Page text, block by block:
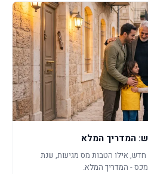
המדריך המלא
חדש, אילו הטבות מס מגיעות, שנת
מכס - המדריך המלא.